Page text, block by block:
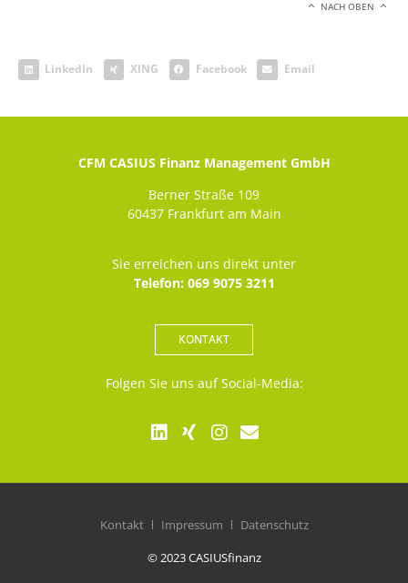
NACH OBEN
LinkedIn XING Facebook Email
CFM CASIUS Finanz Management GmbH
Berner Straße 109
60437 Frankfurt am Main
Sie erreichen uns direkt unter
Telefon: 069 9075 3211
KONTAKT
Folgen Sie uns auf Social-Media:
Kontakt Impressum
Datenschutz
© 2023 CASIUSfinanz